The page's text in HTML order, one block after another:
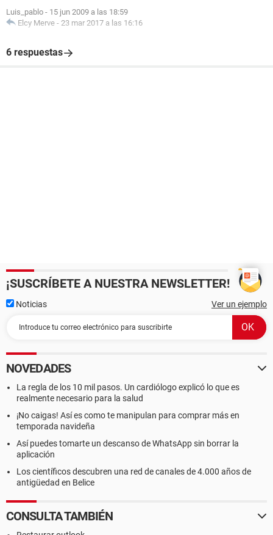
Luis_pablo - 15 jun 2009 a las 18:59
Elcy Merve - 23 mar 2017 a las 16:16
6 respuestas
¡SUSCRÍBETE A NUESTRA NEWSLETTER!
Noticias Ver un ejemplo
NOVEDADES
La regla de los 10 mil pasos. Un cardiólogo explicó lo que es
realmente necesario para la salud
¡No caigas! Así es como te manipulan para comprar más en
temporada navideña
Así puedes tomarte un descanso de WhatsApp sin borrar la
aplicación
Los científicos descubren una red de canales de 4.000 años de
antigüedad en Belice
CONSULTA TAMBIÉN